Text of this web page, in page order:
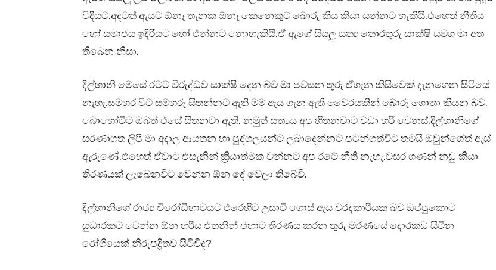
විදියට.අදටත් ඇයට ඕනෑ තැනක ඕනෑ කෙනෙකුට බොරු කිය කියා යන්නට හැකියි.එහෙත් නීතිය
හෝ සමාජය ඉදිරියට හෝ එන්නට නොහැකියි.ඒ ඇගේ සියලු සත්‍ය තොරතුරු සාක්ෂි සමග මා අත
තිබෙන නිසා.
දිල්හානි මෙසේ රටට විරුද්ධව සාක්ෂි දෙන බව මා පවසන තුරු ඒගැන කිසිවෙක් දැනගෙන සිටියේ
නැහැ.සමහර විට සමහරු සිතන්නට ඇති මම ඇය ගැන ඇති වෛරයකින් බොරු ගොතා කියන බව.
බොහෝවිට ඔබත් එසේ සිතනවා ඇති. නමුත් සත්‍යය අප හිතනවාට වඩා හරි වෙනස්.දිල්හානිගේ
සරණාගත ලිපි මා අදාල ආයතන හා පුද්ගලයන්ට ලබාදෙන්නට පටන්ගත්විට තමයි ඔවුන්ගේත් ඇස්
ඇරුණේ.එහෙත් ඒවාට එසැනින් ක්‍රියාත්මක වන්නට අප රටේ නීති නැහැ.වසර ගණන් නඩු කියා
තීරණයක් ලැබෙනවිට වෙන්න ඕන දේ වෙලා තිබේවි.
දිල්හානිගේ රාජ්‍ය විරෝධීභාවයට එරෙහිව උසාවි ගොස් ඇය වරදකාරියක බව ඔප්පුකොට
සුධාරකට වෙන්න ඕන හරිය එතනින් එහාට තීරණය කරන තුරු මරණයේ දොරකඩ සිටින
රෝගියෙක් නිරුපද්‍රිතව සිටීවිද?